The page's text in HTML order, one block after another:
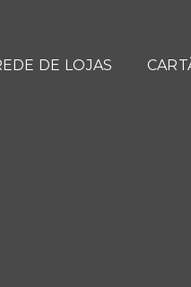
DE LOJAS